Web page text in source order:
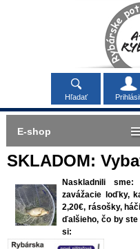
Hľadať
SKLADOM:
Naskladnili
zavážacie loďky,
2,20€, rásošky,
ďalšieho, čo by
si:
E-shop